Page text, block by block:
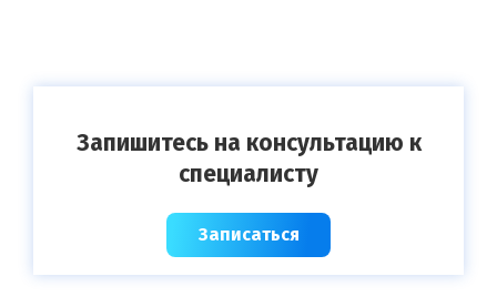
Запишитесь на консультацию к
специалисту
Записаться